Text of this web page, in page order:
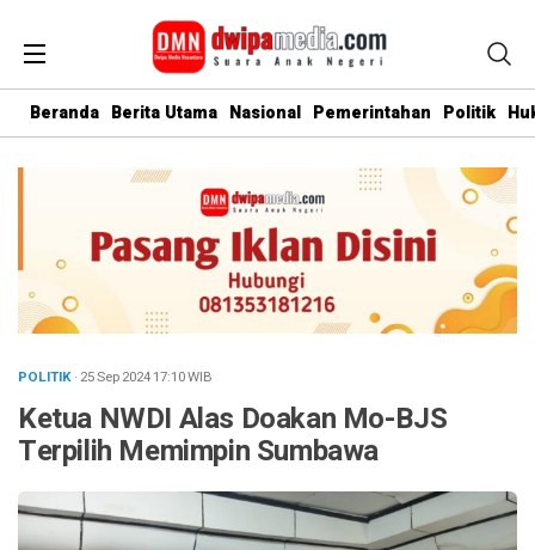
Beranda Berita Utama Nasional Pemerintahan Politik
POLITIK· 25 Sep 202417:10WIB
Ketua NWDI Alas Doakan Mo-BJS
Terpilih Memimpin Sumbawa